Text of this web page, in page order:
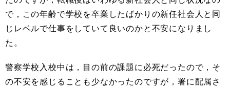
で，この年齢で学校を卒業したばかりの新任社会人と同
じレベルで仕事をしていて良いのかと不安になりまし
た。
警察学校入校中は，目の前の課題に必死だったので，そ
の不安を感じることも少なかったのですが，署に配属さ